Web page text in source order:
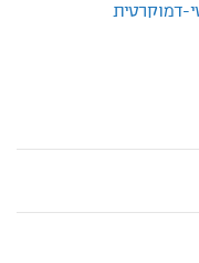
דמוקרטית